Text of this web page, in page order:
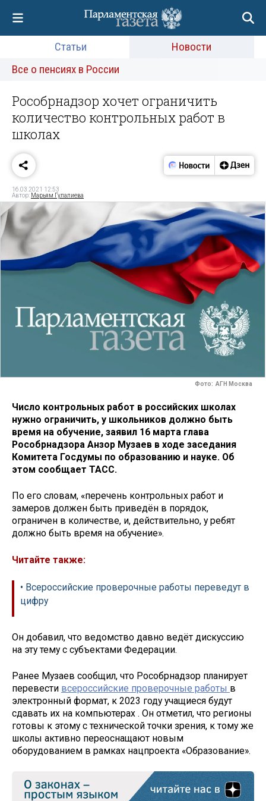
Статьи
Новости
Все о пенсиях в России
Рособрнадзор хочет ограничить
количество контрольных работ в
школах
16.03.2021 12:53
Автор: Марьям Гулалиева
Фото: АГН Москва
Число контрольных работ в российских школах
нужно ограничить, у школьников должно быть
время на обучение, заявил 16 марта глава
Рособрнадзора Анзор Музаев в ходе заседания
Комитета Госдумы по образованию и науке. Об
этом сообщает ТАСС.
По его словам, «перечень контрольных работ и
замеров должен быть приведён в порядок,
ограничен в количестве, и, действительно, у ребят
должно быть время на обучение».
Читайте также:
• Всероссийские проверочные работы переведут в
цифру
Он добавил, что ведомство давно ведёт дискуссию
на эту тему с субъектами Федерации.
Ранее Музаев сообщил, что Рособрнадзор планирует
перевести всероссийские проверочные работы в
электронный формат, к 2023 году учащиеся будут
сдавать их на компьютерах . Он отметил, что регионы
готовы к этому с технической точки зрения, к тому же
школы активно переоснащают новым
оборудованием в рамках нацпроекта «Образование».